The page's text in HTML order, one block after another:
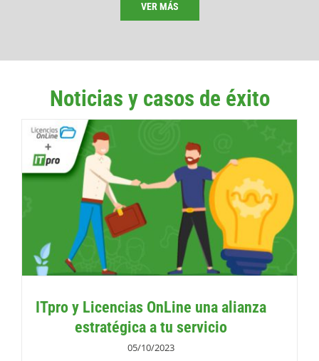
VER MÁS
Noticias y casos de éxito
ITpro y Licencias OnLine una alianza
estratégica a tu servicio
05/10/2023